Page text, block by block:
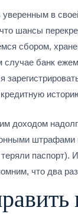
в
шансы
сбором,
случае банк
доходом
паспорт).
что два